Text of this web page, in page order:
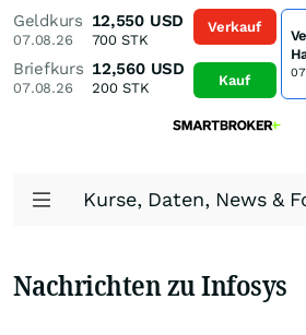
Geldkurs
07.08.26
12,550 USD
700 STK
Briefkurs
07.08.26
12,560 USD
200STK
Verkauf
Kauf
Kurse, Daten, News &
Nachrichten zu Infosys